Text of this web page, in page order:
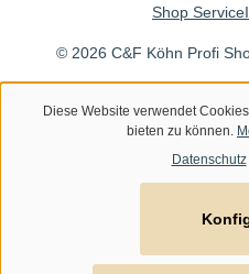
© 2026 C&F Köhn Profi
Shop Service
Diese Website verwendet
bieten zu können.
Datenschutz|